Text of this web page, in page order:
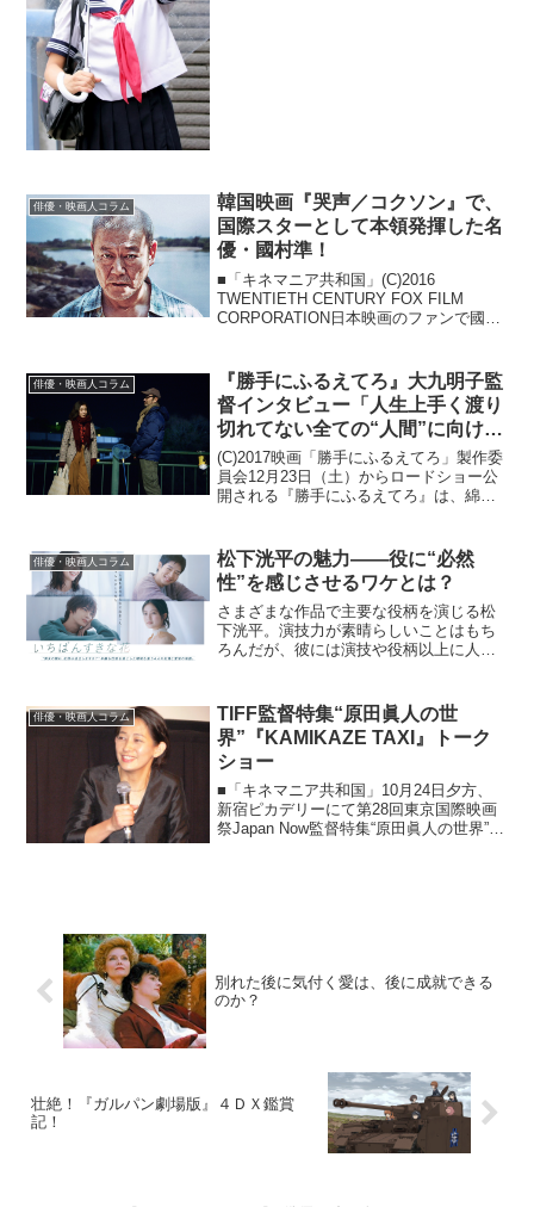
俳優・映画人コラム
韓国映画『哭声／コクソン』で、
国際スターとして本領発揮した名
優・國村準！
■「キネマニア共和国」(C)2016
TWENTIETH CENTURY FOX FILM
CORPORATION日本映画のファンで國村
もどんな役で印象深くもアクの濃い...
俳優・映画人コラム
『勝手にふるえてろ』大九明子監
督インタビュー「人生上手く渡り
切れてない全ての“人間”に向け
て…」
(C)2017映画「勝手にふるえてろ」製作委
員会12月23日（土）からロードショー公
開される『勝手にふるえてろ』は、綿矢
ン・ヨシカ（松岡茉優）24歳OLが、中学
時代の同級...
俳優・映画人コラム
松下洸平の魅力——役に“必然
性”を感じさせるワケとは？
さまざまな作品で主要な役柄を演じる松
下洸平。演技力が素晴らしいことはもち
ろんだが、彼には演技や役柄以上に人を
噛み締めたい。「やんごとなき一族」深
山健太© Fuji Te...
俳優・映画人コラム
TIFF監督特集“原田眞人の世
界”『KAMIKAZE TAXI』トーク
ショー
■「キネマニア共和国」10月24日夕方、
新宿ピカデリーにて第28回東京国際映画
祭Japan Now監督特集“原田眞人の世界”よ
別れた後に気付く愛は、後に成就できる
のか？
壮絶！『ガルパン劇場版』４ＤＸ鑑賞
記！